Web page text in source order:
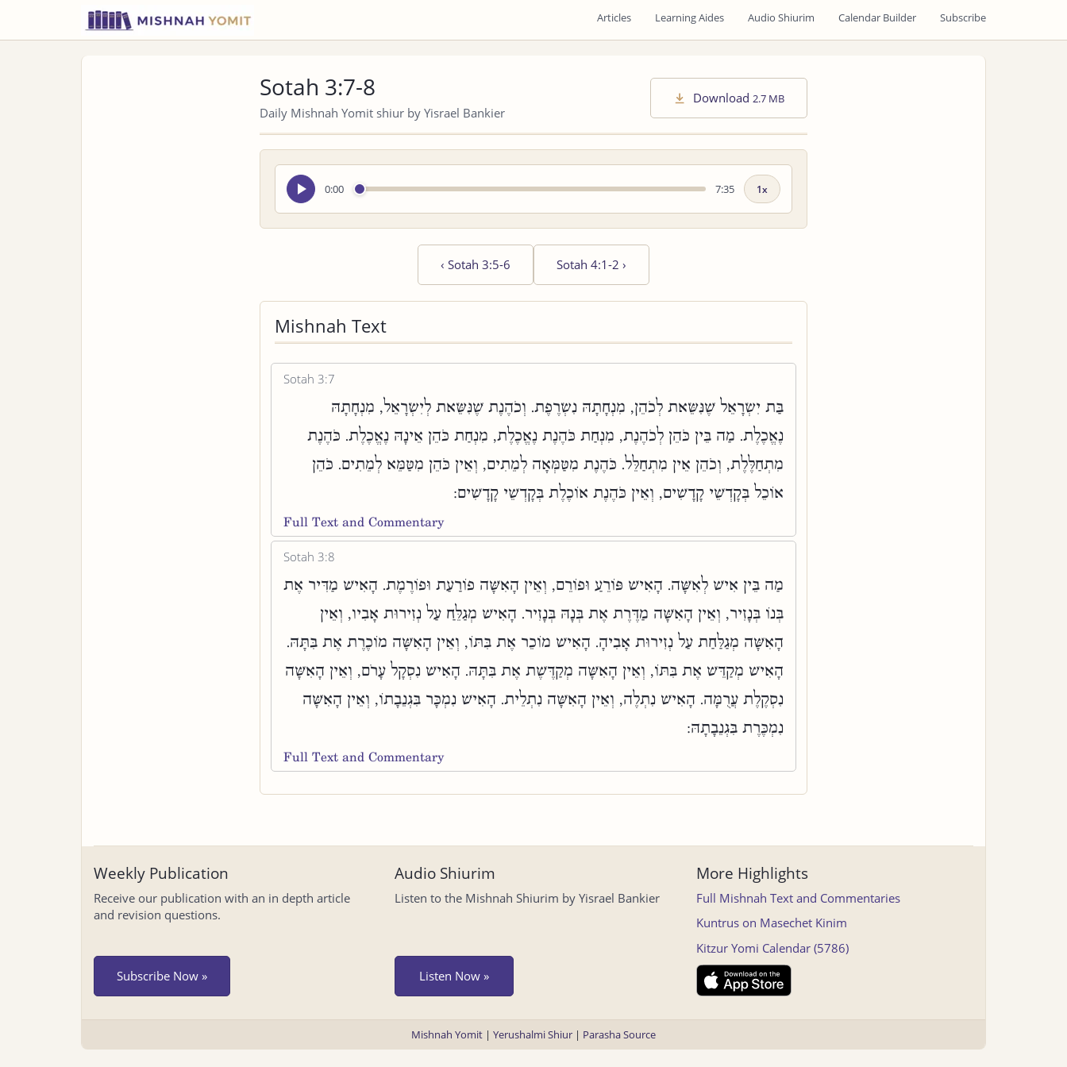
Articles Learning Aides Audio Shiurim Calendar Builder Subscribe
Sotah 3:7-8
Daily Mishnah Yomit shiur by Yisrael Bankier
Download 2.7 MB
0:00
Seek
audio
7:35
Playback
‹ Sotah 3:5-6 Sotah 4:1-2 ›
Mishnah Text
Sotah 3:7
בַּת יִשְׂרָאֵל שֶׁנִּשֵּׂאת לְכֹהֵן, מִנְחָתָהּ נִשְׂרֶפֶת. וְכֹהֶנֶת שֶׁנִּשֵּׂאת לְיִשְׂרָאֵל, מִנְחָתָהּ
נֶאֱכֶלֶת. מַה בֵּין כֹּהֵן לְכֹהֶנֶת, מִנְחַת כֹּהֶנֶת נֶאֱכֶלֶת, מִנְחַת כֹּהֵן אֵינָהּ נֶאֱכֶלֶת. כֹּהֶנֶת
מִתְחַלֶּלֶת, וְכֹהֵן אֵין מִתְחַלֵּל. כֹּהֶנֶת מִטַּמְּאָה לְמֵתִים, וְאֵין כֹּהֵן מִטַּמֵּא לְמֵתִים. כֹּהֵן
אוֹכֵל בְּקָדְשֵׁי קָדָשִׁים, וְאֵין כֹּהֶנֶת אוֹכֶלֶת בְּקָדְשֵׁי קָדָשִׁים:
Full Text and Commentary
Sotah 3:8
מַה בֵּין אִישׁ לְאִשָּׁה. הָאִישׁ פּוֹרֵעַ וּפוֹרֵם, וְאֵין הָאִשָּׁה פוֹרַעַת וּפוֹרֶמֶת. הָאִישׁ מַדִּיר אֶת
בְּנוֹ בְּנָזִיר, וְאֵין הָאִשָּׁה מַדֶּרֶת אֶת בְּנָהּ בְּנָזִיר. הָאִישׁ מְגַלֵּחַ עַל נְזִירוּת אָבִיו, וְאֵין
הָאִשָּׁה מְגַלַּחַת עַל נְזִירוּת אָבִיהָ. הָאִישׁ מוֹכֵר אֶת בִּתּוֹ, וְאֵין הָאִשָּׁה מוֹכֶרֶת אֶת בִּתָּהּ.
הָאִישׁ מְקַדֵּשׁ אֶת בִּתּוֹ, וְאֵין הָאִשָּׁה מְקַדֶּשֶׁת אֶת בִּתָּהּ. הָאִישׁ נִסְקָל עָרֹם, וְאֵין הָאִשָּׁה
נִסְקֶלֶת עֲרֻמָּה. הָאִישׁ נִתְלֶה, וְאֵין הָאִשָּׁה נִתְלֵית. הָאִישׁ נִמְכָּר בִּגְנֵבָתוֹ, וְאֵין הָאִשָּׁה
נִמְכֶּרֶת בִּגְנֵבָתָהּ:
Full Text and Commentary
Weekly Publication
Receive our publication with an in depth article
and revision questions.
Subscribe Now »
Audio Shiurim
Listen to the Mishnah Shiurim by Yisrael Bankier
Listen Now »
More Highlights
Full Mishnah Text and Commentaries
Kuntrus on Masechet Kinim
Kitzur Yomi Calendar (5786)
Mishnah Yomit | Yerushalmi Shiur | Parasha Source